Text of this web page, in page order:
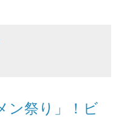
ン祭り」！ビ